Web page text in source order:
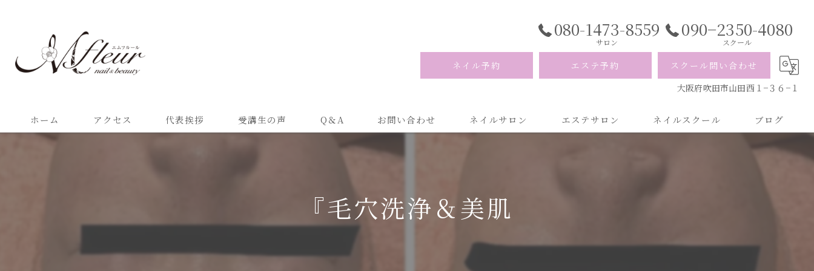
080-1473-8559
サロン
090−2350-4080
スクール
ネイル予約 スクール問い合わせ
エステ予約
大阪府吹田市山田西１−３６−１
ホーム アクセス 代表挨拶 受講生の声 Q＆A お問い合わせ ネイルサロン エステサロン ネイルスクール ブログ
『毛穴洗浄＆美肌